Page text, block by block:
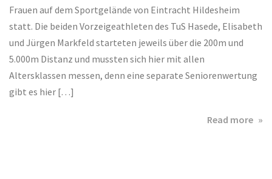
Frauen auf dem Sportgelände von Eintracht Hildesheim
statt. Die beiden Vorzeigeathleten des TuS Hasede, Elisabeth
und Jürgen Markfeld starteten jeweils über die 200m und
5.000m Distanz und mussten sich hier mit allen
Altersklassen messen, denn eine separate Seniorenwertung
gibt es hier […]
Read more